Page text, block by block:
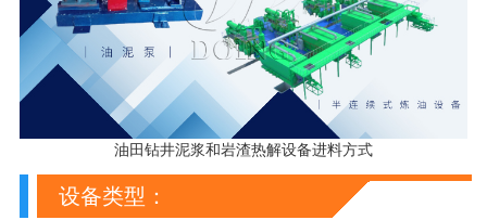
油田钻井泥浆和岩渣热解设备进料方式
设备类型：